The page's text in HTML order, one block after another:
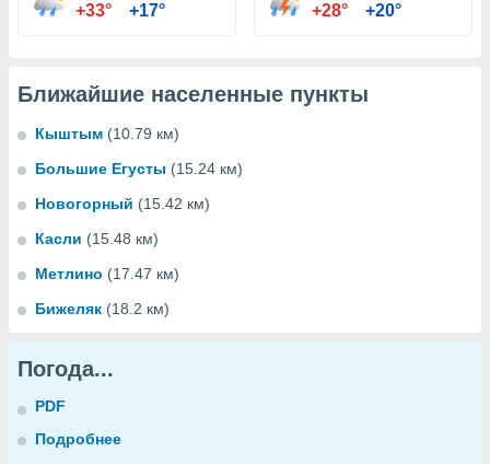
+33° +17° +28° +20°
Ближайшие населенные пункты
Кыштым (10.79 км)
Большие Егусты (15.24 км)
Новогорный (15.42 км)
Касли (15.48 км)
Метлино (17.47 км)
Бижеляк (18.2 км)
Погода...
PDF
Подробнее